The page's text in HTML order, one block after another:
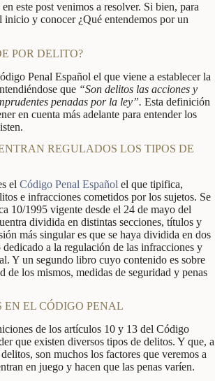
este post venimos a resolver. Si bien, para
inicio y conocer ¿Qué entendemos por un
POR DELITO?
Penal Español el que viene a establecer la
que “Son delitos las acciones y
penadas por la ley”. Esta definición
en cuenta más adelante para entender los
REGULADOS LOS TIPOS DE
el Código Penal Español el que tipifica,
e infracciones cometidos por los sujetos. Se
10/1995 vigente desde el 24 de mayo del
dividida en distintas secciones, títulos y
más singular es que se haya dividida en dos
a la regulación de las infracciones y
Y un segundo libro cuyo contenido es sobre
de los mismos, medidas de seguridad y penas
EN EL CÓDIGO PENAL
de los artículos 10 y 13 del Código
que existen diversos tipos de delitos. Y que, a
son muchos los factores que veremos a
en juego y hacen que las penas varíen.